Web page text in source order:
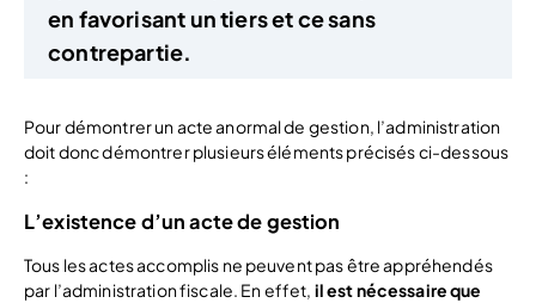
en favorisant un tiers et ce sans
contrepartie.
Pour démontrer un acte anormal de gestion, l’administration
doit donc démontrer plusieurs éléments précisés ci-dessous
:
L’existence d’un acte de gestion
Tous les actes accomplis ne peuvent pas être appréhendés
par l’administration fiscale. En effet, il est nécessaire que